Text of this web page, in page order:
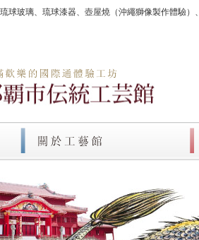
球玻璃、琉球漆器、壺屋燒（沖繩獅像製作體驗